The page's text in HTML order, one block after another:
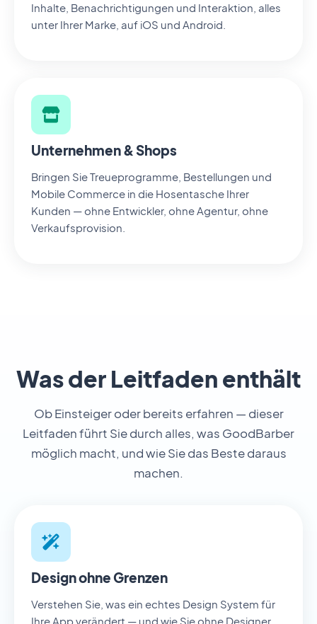
Inhalte, Benachrichtigungen und Interaktion, alles
unter Ihrer Marke, auf iOS und Android.
Unternehmen & Shops
Bringen Sie Treueprogramme, Bestellungen und
Mobile Commerce in die Hosentasche Ihrer
Kunden — ohne Entwickler, ohne Agentur, ohne
Verkaufsprovision.
Was der Leitfaden enthält
Ob Einsteiger oder bereits erfahren — dieser
Leitfaden führt Sie durch alles, was GoodBarber
möglich macht, und wie Sie das Beste daraus
machen.
Design ohne Grenzen
Verstehen Sie, was ein echtes Design System für
Ihre App verändert — und wie Sie ohne Designer